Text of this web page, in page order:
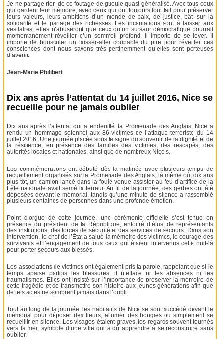
Je ne partage rien de ce foutage de gueule quasi généralisé. Avec tous ceux
qui gardent leur mémoire, avec ceux qui ont toujours tout fait pour préserver
leurs valeurs, leurs ambitions d’un monde de paix, de justice, bâti sur la
solidarité et le partage des richesses. Les incantations sont à laisser aux
vestiaires, elles n’abuseront que ceux qu’un sursaut démocratique pourrait
momentanément réveiller d’un sommeil profond. Il importe de se lever. Il
importe de bousculer un laisser-aller coupable du pire pour réveiller ces
consciences dont nous savons très pertinemment qu’elles sont porteuses
d’avenir.
Jean-Marie Philibert
Dix ans après l’attentat du 14 juillet 2016, Nice se
recueille pour ne jamais oublier
Dix ans après l’attentat qui a endeuillé la Promenade des Anglais, Nice a
rendu un hommage solennel aux 86 victimes de l’attaque terroriste du 14
juillet 2016. Une journée placée sous le signe du souvenir, de la dignité et de
la résilience, en présence des familles des victimes, des rescapés, des
autorités locales et nationales, ainsi que de nombreux Niçois.
Les commémorations ont débuté dès la matinée avec plusieurs temps de
recueillement organisés sur la Promenade des Anglais, là même où, dix ans
plus tôt, un camion lancé dans la foule venue assister au feu d’artifice de la
Fête nationale avait semé la terreur. Au fil de la journée, des gerbes ont été
déposées devant le mémorial, tandis qu’une minute de silence a rassemblé
plusieurs centaines de personnes dans une profonde émotion.
Point d’orgue de cette journée, une cérémonie officielle s’est tenue en
présence du président de la République, entouré d’élus, de représentants
des institutions, des forces de sécurité et des services de secours. Dans son
intervention, le chef de l’État a salué la mémoire des victimes, le courage des
survivants et l’engagement de tous ceux qui étaient intervenus cette nuit-là
pour porter secours aux blessés.
Les associations de victimes ont également pris la parole, rappelant que si le
temps apaise parfois les blessures, il n’efface ni les absences ni les
traumatismes. Elles ont insisté sur l’importance de préserver la mémoire de
cette tragédie et de transmettre son histoire aux jeunes générations afin que
de tels actes ne sombrent jamais dans l’oubli.
Tout au long de la journée, les habitants de Nice se sont succédé devant le
mémorial pour déposer des fleurs, allumer des bougies ou simplement se
recueillir en silence. Les visages étaient graves, les regards souvent tournés
vers la mer, symbole d’une ville qui a dû apprendre à se reconstruire sans
oublier.